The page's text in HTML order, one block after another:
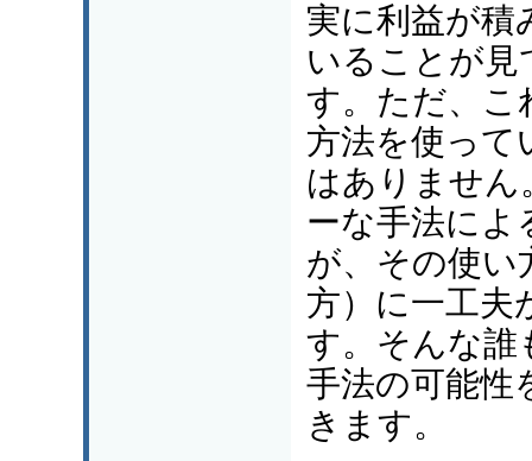
実に利益が積
いることが見
す。ただ、こ
方法を使って
はありません
ーな手法によ
が、その使い
方）に一工夫
す。そんな誰
手法の可能性
きます。